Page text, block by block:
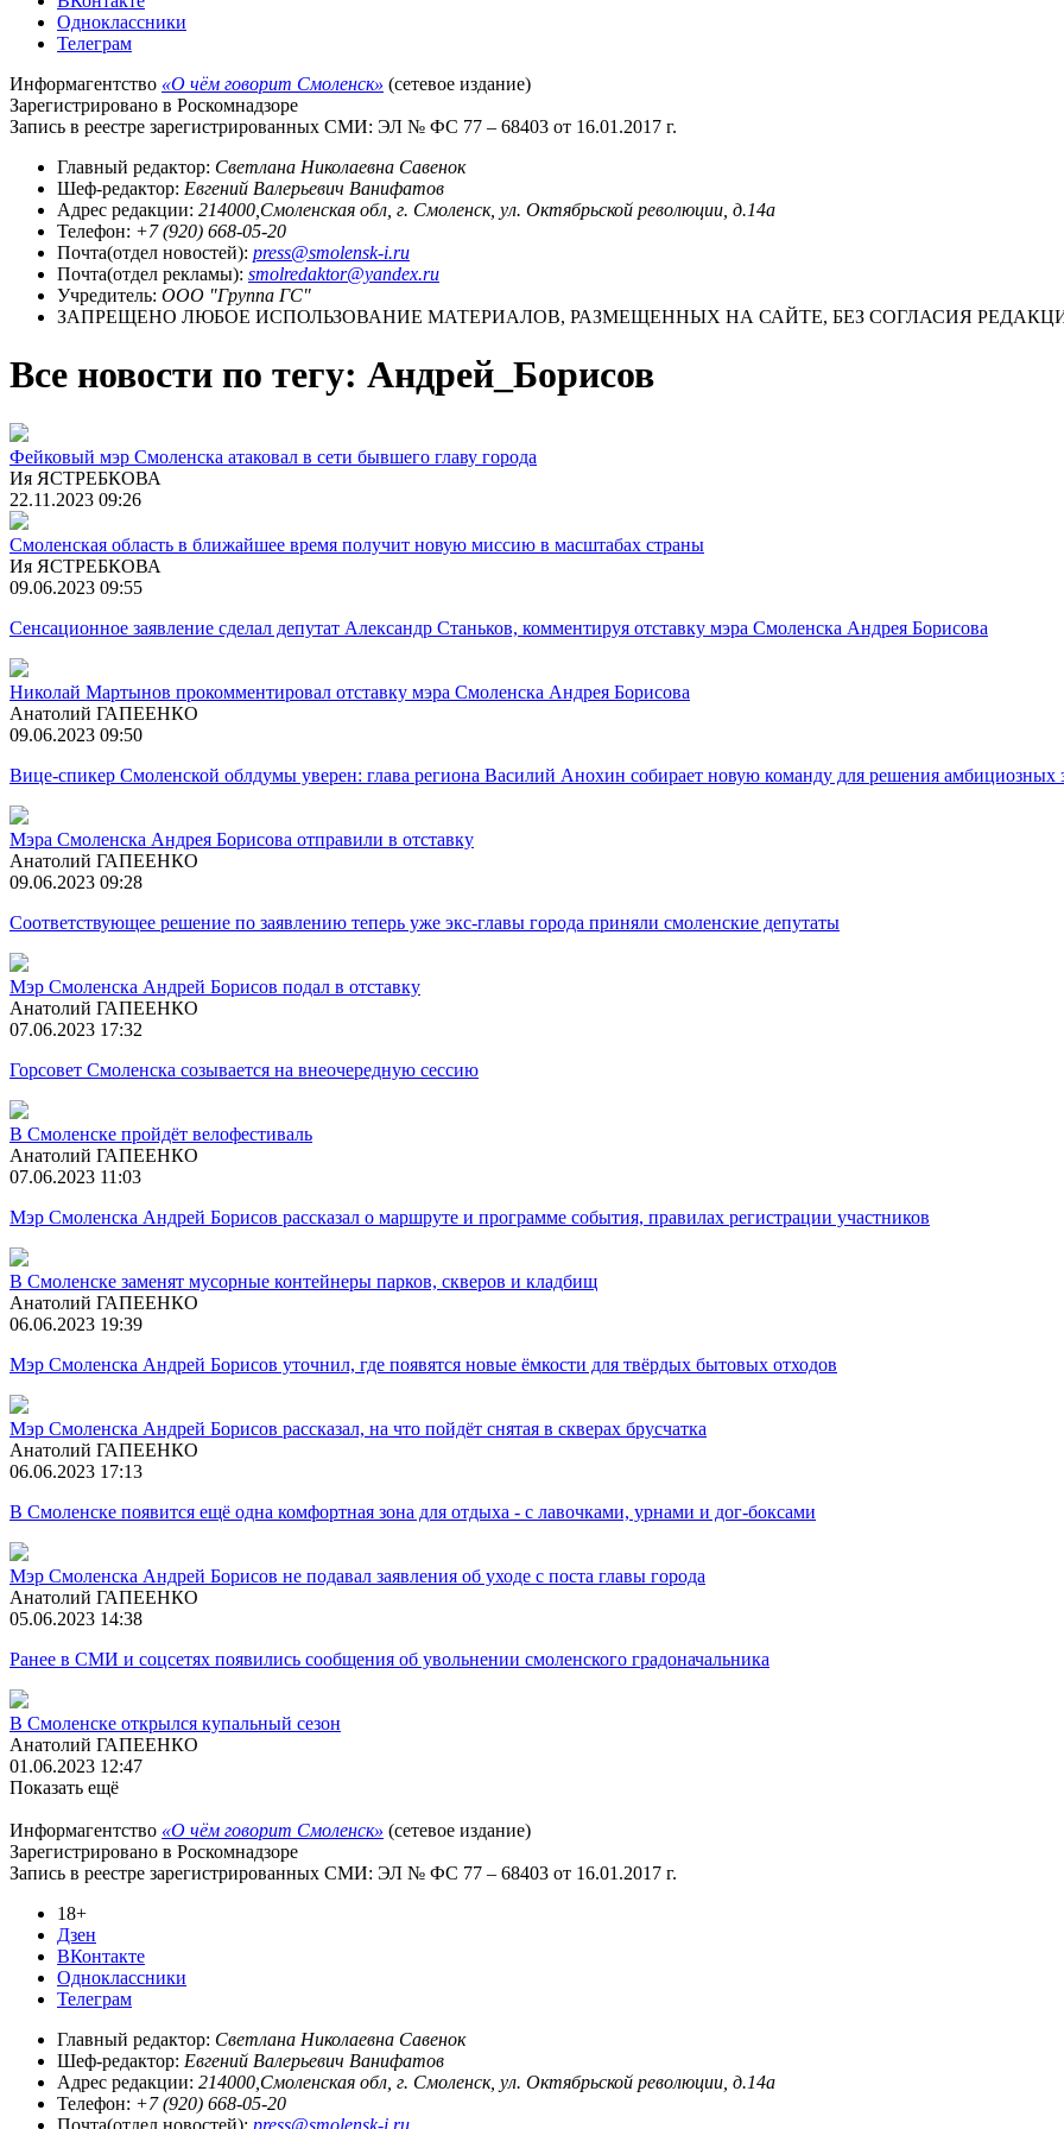
Одноклассники
Телеграм
Информагентство «О чём говорит Смоленск» (сетевое издание)
Зарегистрировано в Роскомнадзоре
Запись в реестре зарегистрированных СМИ: ЭЛ № ФС 77 – 68403 от 16.01.2017 г.
Главный редактор: Светлана Николаевна Савенок
Шеф-редактор: Евгений Валерьевич Ванифатов
Адрес редакции: 214000,Смоленская обл, г. Смоленск, ул. Октябрьской революции, д.14а
Телефон: +7 (920) 668-05-20
Почта(отдел новостей): press@smolensk-i.ru
Почта(отдел рекламы): smolredaktor@yandex.ru
Учредитель: ООО "Группа ГС"
ЗАПРЕЩЕНО ЛЮБОЕ ИСПОЛЬЗОВАНИЕ МАТЕРИАЛОВ, РАЗМЕЩЕННЫХ НА САЙТЕ, БЕЗ СОГЛАСИЯ
Все новости по тегу: Андрей_Борисов
Фейковый мэр Смоленска атаковал в сети бывшего главу города
Ия ЯСТРЕБКОВА
22.11.2023 09:26
Смоленская область в ближайшее время получит новую миссию в масштабах страны
Ия ЯСТРЕБКОВА
09.06.2023 09:55
Сенсационное заявление сделал депутат Александр Станьков, комментируя отставку мэра Смоленска Андрея Борисова
Николай Мартынов прокомментировал отставку мэра Смоленска Андрея Борисова
Анатолий ГАПЕЕНКО
09.06.2023 09:50
Вице-спикер Смоленской облдумы уверен: глава региона Василий Анохин собирает новую команду для решения амбициозных
Мэра Смоленска Андрея Борисова отправили в отставку
Анатолий ГАПЕЕНКО
09.06.2023 09:28
Соответствующее решение по заявлению теперь уже экс-главы города приняли смоленские депутаты
Мэр Смоленска Андрей Борисов подал в отставку
Анатолий ГАПЕЕНКО
07.06.2023 17:32
Горсовет Смоленска созывается на внеочередную сессию
В Смоленске пройдёт велофестиваль
Анатолий ГАПЕЕНКО
07.06.2023 11:03
Мэр Смоленска Андрей Борисов рассказал о маршруте и программе события, правилах регистрации участников
В Смоленске заменят мусорные контейнеры парков, скверов и кладбищ
Анатолий ГАПЕЕНКО
06.06.2023 19:39
Мэр Смоленска Андрей Борисов уточнил, где появятся новые ёмкости для твёрдых бытовых отходов
Мэр Смоленска Андрей Борисов рассказал, на что пойдёт снятая в скверах брусчатка
Анатолий ГАПЕЕНКО
06.06.2023 17:13
В Смоленске появится ещё одна комфортная зона для отдыха - с лавочками, урнами и дог-боксами
Мэр Смоленска Андрей Борисов не подавал заявления об уходе с поста главы города
Анатолий ГАПЕЕНКО
05.06.2023 14:38
Ранее в СМИ и соцсетях появились сообщения об увольнении смоленского градоначальника
В Смоленске открылся купальный сезон
Анатолий ГАПЕЕНКО
01.06.2023 12:47
Показать ещё
Информагентство «О чём говорит Смоленск» (сетевое издание)
Зарегистрировано в Роскомнадзоре
Запись в реестре зарегистрированных СМИ: ЭЛ № ФС 77 – 68403 от 16.01.2017 г.
18+
Дзен
ВКонтакте
Одноклассники
Телеграм
Главный редактор: Светлана Николаевна Савенок
Шеф-редактор: Евгений Валерьевич Ванифатов
Адрес редакции: 214000,Смоленская обл, г. Смоленск, ул. Октябрьской революции, д.14а
Телефон: +7 (920) 668-05-20
Почта(отдел новостей): press@smolensk-i.ru